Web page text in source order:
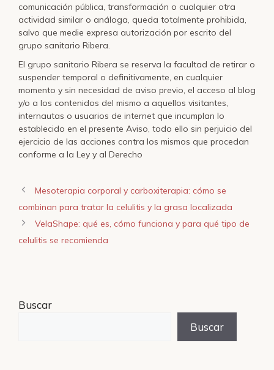
comunicación pública, transformación o cualquier otra
actividad similar o análoga, queda totalmente prohibida,
salvo que medie expresa autorización por escrito del
grupo sanitario Ribera.
El grupo sanitario Ribera se reserva la facultad de retirar o
suspender temporal o definitivamente, en cualquier
momento y sin necesidad de aviso previo, el acceso al blog
y/o a los contenidos del mismo a aquellos visitantes,
internautas o usuarios de internet que incumplan lo
establecido en el presente Aviso, todo ello sin perjuicio del
ejercicio de las acciones contra los mismos que procedan
conforme a la Ley y al Derecho
Mesoterapia corporal y carboxiterapia: cómo se
combinan para tratar la celulitis y la grasa localizada
VelaShape: qué es, cómo funciona y para qué tipo de
celulitis se recomienda
Buscar
Buscar